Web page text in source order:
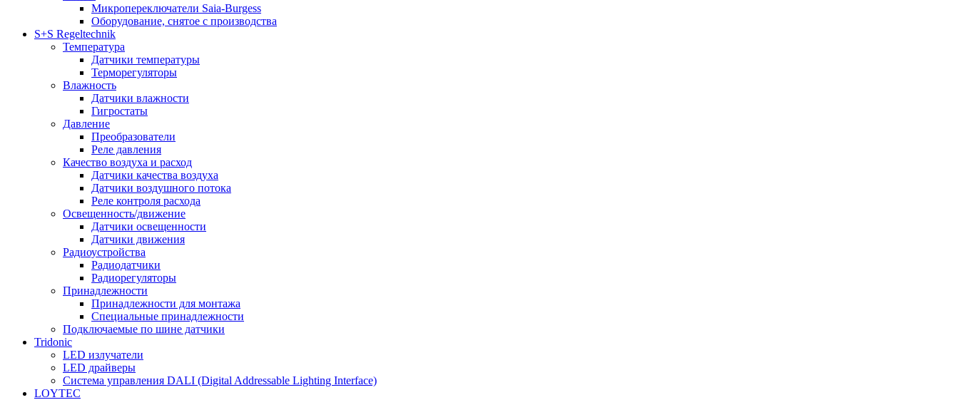
Микропереключатели Saia-Burgess
Оборудование, снятое с производства
S+S Regeltechnik
Температура
Датчики температуры
Терморегуляторы
Влажность
Датчики влажности
Гигростаты
Давление
Преобразователи
Реле давления
Качество воздуха и расход
Датчики качества воздуха
Датчики воздушного потока
Реле контроля расхода
Освещенность/движение
Датчики освещенности
Датчики движения
Радиоустройства
Радиодатчики
Радиорегуляторы
Принадлежности
Принадлежности для монтажа
Специальные принадлежности
Подключаемые по шине датчики
Tridonic
LED излучатели
LED драйверы
Система управления DALI (Digital Addressable Lighting Interface)
LOYTEC